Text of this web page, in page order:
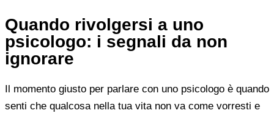
Quando rivolgersi a uno
psicologo: i segnali da non
ignorare
Il momento giusto per parlare con uno psicologo è quando
senti che qualcosa nella tua vita non va come vorresti e